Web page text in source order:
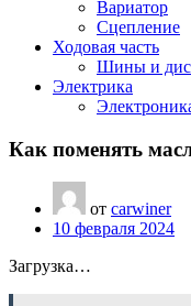
Вариатор
Сцепление
Ходовая часть
Шины и
Электрика
Как поменять
от carwiner
10 февраля 2024
Загрузка…